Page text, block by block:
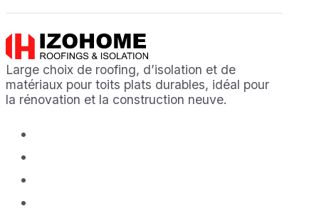
Large choix de roofing, d’isolation et de
matériaux pour toits plats durables, idéal pour
la rénovation et la construction neuve.